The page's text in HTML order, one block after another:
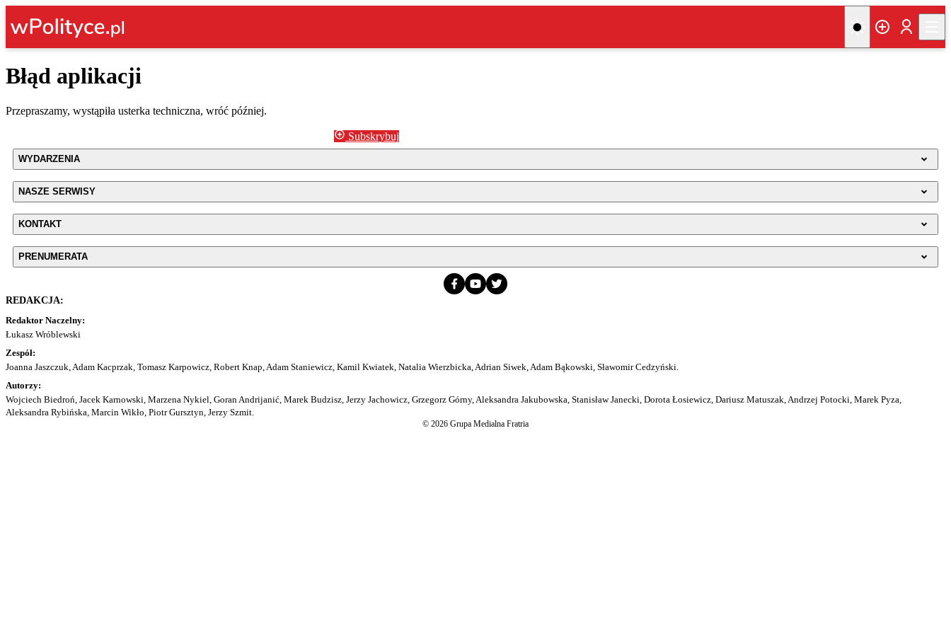
Błąd aplikacji
Przepraszamy, wystąpiła usterka techniczna, wróć później.
Subskrybuj
WYDARZENIA
NASZE SERWISY
KONTAKT
PRENUMERATA
REDAKCJA:
Redaktor Naczelny:
Łukasz Wróblewski
Zespół:
Joanna Jaszczuk, Adam Kacprzak, Tomasz Karpowicz, Robert Knap, Adam Staniewicz, Kamil Kwiatek, Natalia Wierzbicka, Adrian Siwek, Adam Bąkowski, Sławomir Cedzyński.
Autorzy:
Wojciech Biedroń, Jacek Karnowski, Marzena Nykiel, Goran Andrijanić, Marek Budzisz, Jerzy Jachowicz, Grzegorz Górny, Aleksandra Jakubowska, Stanisław Janecki, Dorota Łosiewicz, Dariusz Matuszak, Andrzej Potocki, Marek Pyza,
Aleksandra Rybińska, Marcin Wikło, Piotr Gursztyn, Jerzy Szmit.
© 2026 Grupa Medialna Fratria